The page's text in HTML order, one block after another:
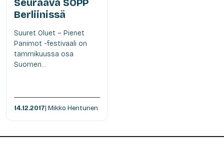
Seuraava SOPP
Berliinissä
Suuret Oluet – Pienet
Panimot -festivaali on
tammikuussa osa
Suomen...
14.12.2017| Mikko Hentunen